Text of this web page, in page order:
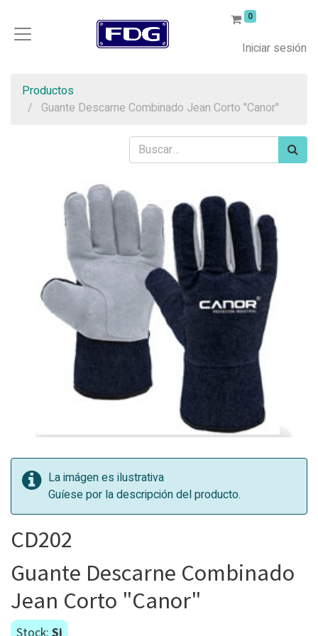
0
Iniciar sesión
Productos
Guante Descarne Combinado Jean Corto "Canor"
La imágen es ilustrativa
Guíese por la descripción del producto.
CD202
Guante Descarne Combinado
Jean Corto "Canor"
Stock: Si